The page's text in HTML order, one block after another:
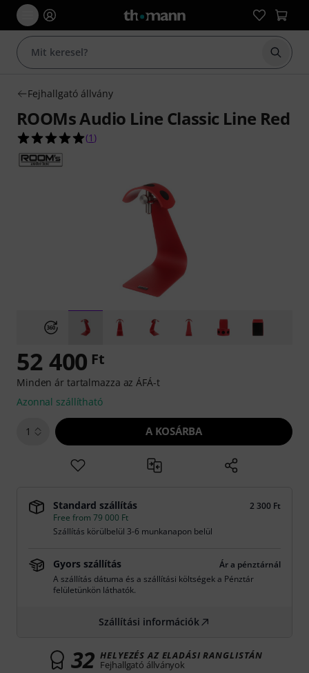
Fejhallgató állvány
ROOMs Audio Line Classic Line Red
5.0/5 csillag, összesen 1 értékelés alapján
(1 )
52 400 Ft
Minden ár tartalmazza az ÁFÁ-t
Azonnal szállítható
1 A KOSÁRBA
Standard szállítás
2 300 Ft
Free from 79 000 Ft
Szállítás körülbelül 3-6 munkanapon belül
Gyors szállítás
Ár a pénztárnál
A szállítás dátuma és a szállítási költségek a Pénztár
felületünkön láthatók.
Szállítási információk
32 HELYEZÉS AZ ELADÁSI RANGLISTÁN
Fejhallgató állványok